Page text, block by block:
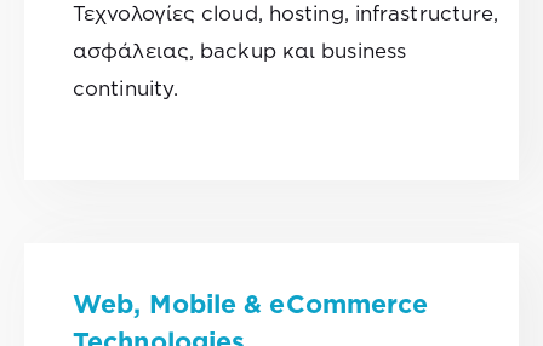
Τεχνολογίες cloud, hosting, infrastructure,
ασφάλειας, backup και business
continuity.
Web, Mobile & eCommerce